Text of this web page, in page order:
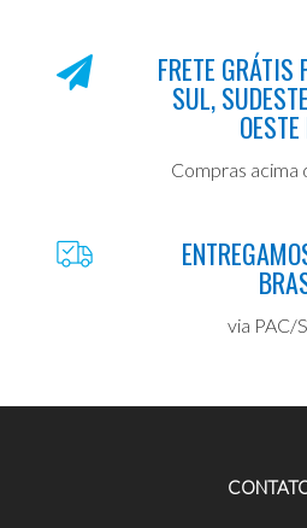
FRETE GRÁTIS
SUL,
Compras acima
via PAC/